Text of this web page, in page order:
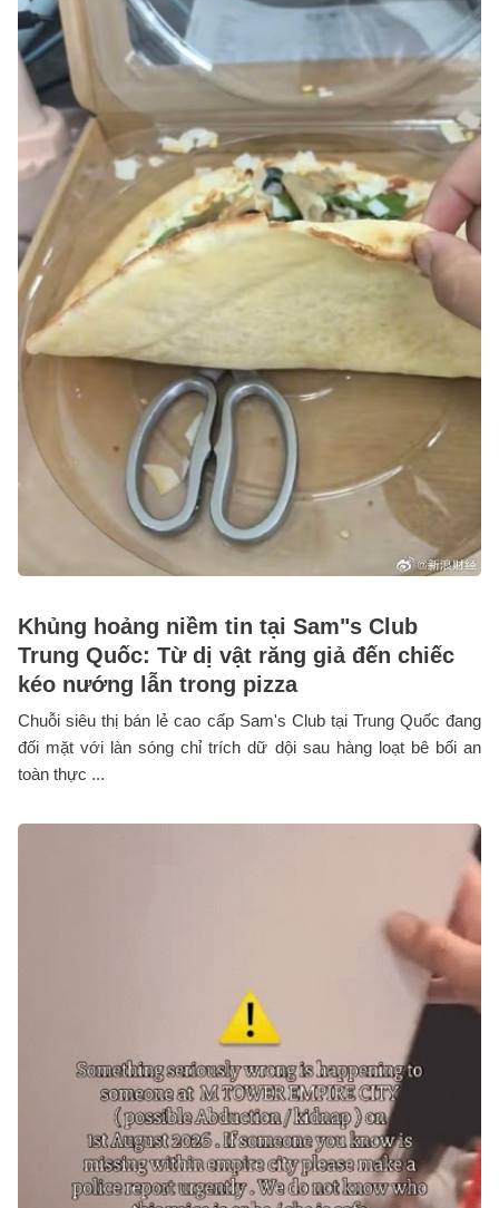
Khủng hoảng niềm tin tại Sam"s Club
Trung Quốc: Từ dị vật răng giả đến chiếc
kéo nướng lẫn trong pizza
Chuỗi siêu thị bán lẻ cao cấp Sam's Club tại Trung Quốc đang
đối mặt với làn sóng chỉ trích dữ dội sau hàng loạt bê bối an
toàn thực ...